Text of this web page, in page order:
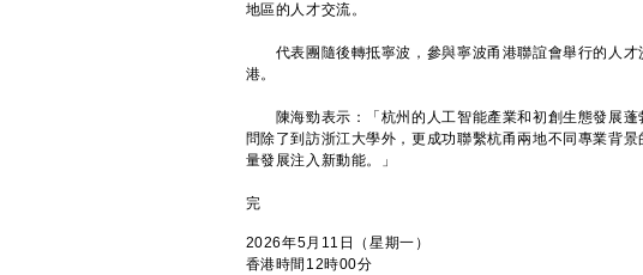
地區的人才交流。
代表團隨後轉抵寧波，參與寧波甬港聯誼會舉行的人才
港。
陳海勁表示：「杭州的人工智能產業和初創生態發展蓬
問除了到訪浙江大學外，更成功聯繫杭甬兩地不同專業背
量發展注入新動能。」
完
2026年5月11日（星期一）
香港時間12時00分